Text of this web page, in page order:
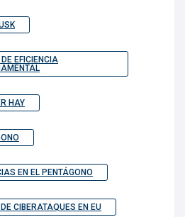
EFICIENCIA
HAY
EN EL PENTÁGONO
CIBERATAQUES EN EU